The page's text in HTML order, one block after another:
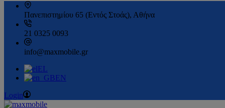
Πανεπιστημίου 65 (Εντός Στοάς), Αθήνα
21 0325 0093
info@maxmobile.gr
EL
EN
Login